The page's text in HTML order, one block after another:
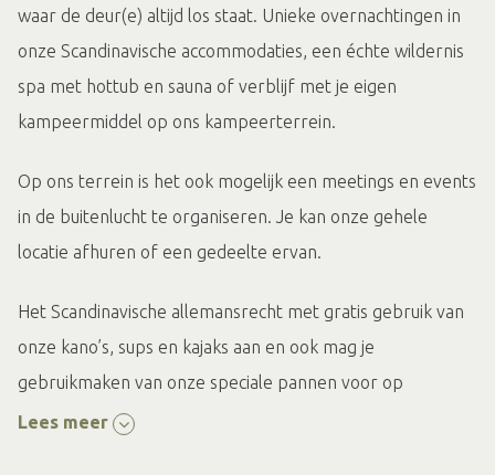
waar de deur(e) altijd los staat. Unieke overnachtingen in
onze Scandinavische accommodaties, een échte wildernis
spa met hottub en sauna of verblijf met je eigen
kampeermiddel op ons kampeerterrein.
Op ons terrein is het ook mogelijk een meetings en events
in de buitenlucht te organiseren. Je kan onze gehele
locatie afhuren of een gedeelte ervan.
Het Scandinavische allemansrecht met gratis gebruik van
onze kano’s, sups en kajaks aan en ook mag je
gebruikmaken van onze speciale pannen voor op
kampvuur.
Lees meer